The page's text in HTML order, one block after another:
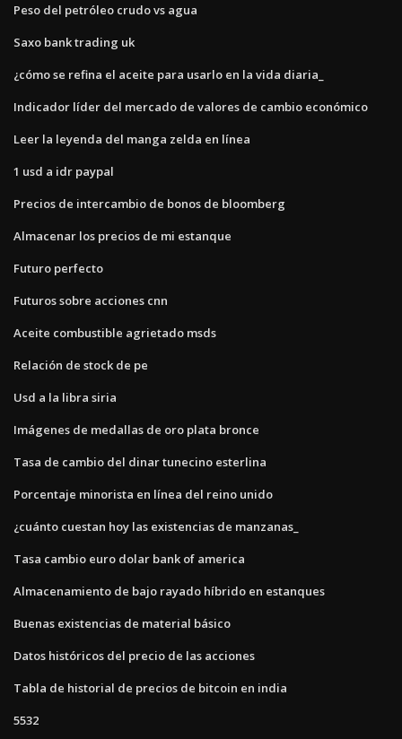
Peso del petróleo crudo vs agua
Saxo bank trading uk
¿cómo se refina el aceite para usarlo en la vida diaria_
Indicador líder del mercado de valores de cambio económico
Leer la leyenda del manga zelda en línea
1 usd a idr paypal
Precios de intercambio de bonos de bloomberg
Almacenar los precios de mi estanque
Futuro perfecto
Futuros sobre acciones cnn
Aceite combustible agrietado msds
Relación de stock de pe
Usd a la libra siria
Imágenes de medallas de oro plata bronce
Tasa de cambio del dinar tunecino esterlina
Porcentaje minorista en línea del reino unido
¿cuánto cuestan hoy las existencias de manzanas_
Tasa cambio euro dolar bank of america
Almacenamiento de bajo rayado híbrido en estanques
Buenas existencias de material básico
Datos históricos del precio de las acciones
Tabla de historial de precios de bitcoin en india
5532